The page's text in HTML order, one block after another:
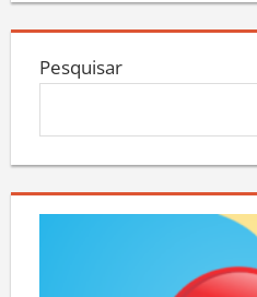
Pesquisar